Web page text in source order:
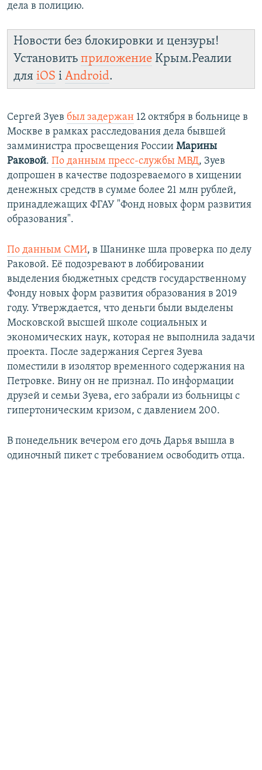
дела в полицию.
Новости без блокировки и цензуры!
Установить приложение Крым.Реалии
для iOS і Android.
Сергей Зуев был задержан 12 октября в больнице в
Москве в рамках расследования дела бывшей
замминистра просвещения России Марины
Раковой. По данным пресс-службы МВД, Зуев
допрошен в качестве подозреваемого в хищении
денежных средств в сумме более 21 млн рублей,
принадлежащих ФГАУ "Фонд новых форм развития
образования".
По данным СМИ, в Шанинке шла проверка по делу
Раковой. Её подозревают в лоббировании
выделения бюджетных средств государственному
Фонду новых форм развития образования в 2019
году. Утверждается, что деньги были выделены
Московской высшей школе социальных и
экономических наук, которая не выполнила задачи
проекта. После задержания Сергея Зуева
поместили в изолятор временного содержания на
Петровке. Вину он не признал. По информации
друзей и семьи Зуева, его забрали из больницы с
гипертоническим кризом, с давлением 200.
В понедельник вечером его дочь Дарья вышла в
одиночный пикет с требованием освободить отца.